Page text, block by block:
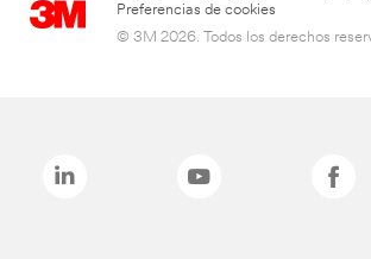
Preferencias de cookies
© 3M 2026. Todos los derechos